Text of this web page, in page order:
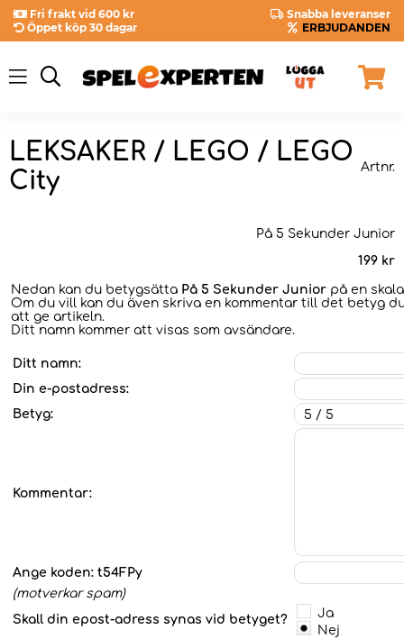
Fri frakt vid 600 kr
Snabba leveranser
Öppet köp 30 dagar
ERBJUDANDEN
LEKSAKER / LEGO / LEGO
City
Artnr.
På 5 Sekunder Junior
199 kr
Nedan kan du betygsätta På 5 Sekunder Junior på en
Om du vill kan du även skriva en kommentar till det betyg
att ge artikeln.
Ditt namn kommer att visas som avsändare.
Ditt namn:
Din e-postadress:
Betyg:
Kommentar:
Ange koden: t54FPy
(motverkar spam)
Skall din epost-adress synas vid betyget?
Ja
Nej